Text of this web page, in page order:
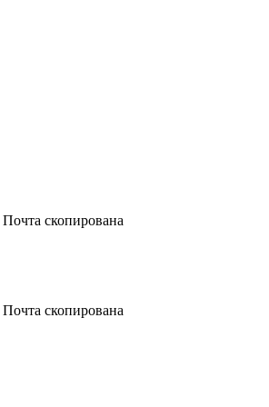
Почта скопирована
Почта скопирована